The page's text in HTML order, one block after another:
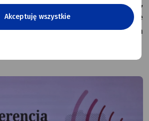
o umysły. Strach, dywersja,
która odbyła się w Sejmie
Polskiej pod honorowym patronatem
Doroty Niedzieli.
Akceptuję wszystkie